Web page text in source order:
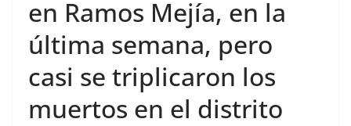
en Ramos Mejía, en la
última semana, pero
casi se triplicaron los
muertos en el distrito